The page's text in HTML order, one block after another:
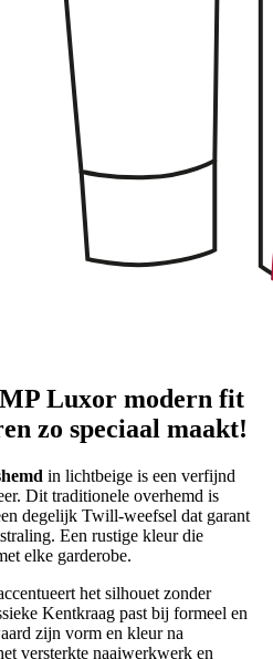
Luxor modern fit
zo speciaal maakt!
in lichtbeige is een verfijnd
Dit traditionele overhemd is
degelijk Twill-weefsel dat garant
Een rustige kleur die
elke garderobe.
het silhouet zonder
Kentkraag past bij formeel en
zijn vorm en kleur na
versterkte naaiwerkwerk en